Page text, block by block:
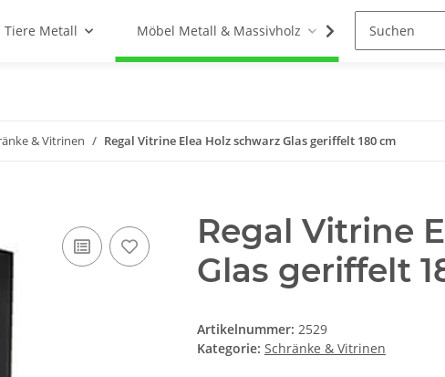
Tiere Metall Möbel Metall & Massivholz
& Vitrinen Regal Vitrine Elea Holz schwarz Glas geriffelt 180 cm
Regal Vitrine
Glas geriffelt
Artikelnummer: 2529
Kategorie: Schränke & Vitrinen